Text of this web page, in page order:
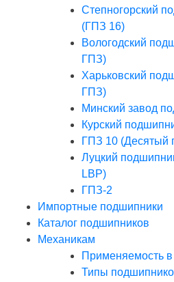
Степногорский
(ГПЗ 16)
Вологодский
ГПЗ)
Харьковский
ГПЗ)
Минский завод
Курский
ГПЗ 10 (Десятый
Луцкий
LBP)
ГПЗ-2
Импортные подшипники
Каталог подшипников
Механикам
Применяемость в
Типы